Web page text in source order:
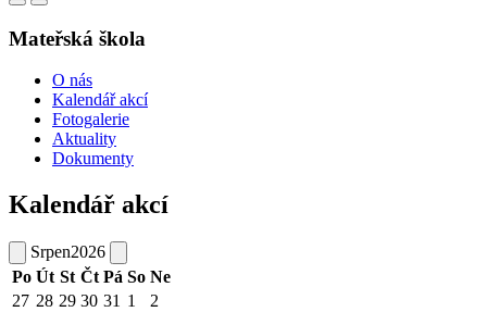
Mateřská škola
O nás
Kalendář akcí
Fotogalerie
Aktuality
Dokumenty
Kalendář akcí
Srpen2026
Po Út St Čt Pá So Ne
27 28 29 30 31 1
2